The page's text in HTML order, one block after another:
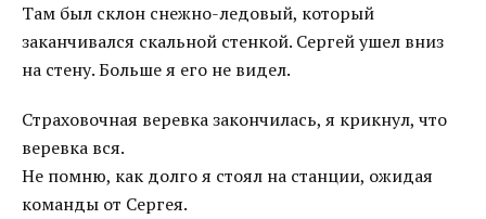
Там был склон снежно-ледовый, который
заканчивался скальной стенкой. Сергей ушел вниз
на стену. Больше я его не видел.
Страховочная веревка закончилась, я крикнул, что
веревка вся.
Не помню, как долго я стоял на станции, ожидая
команды от Сергея.